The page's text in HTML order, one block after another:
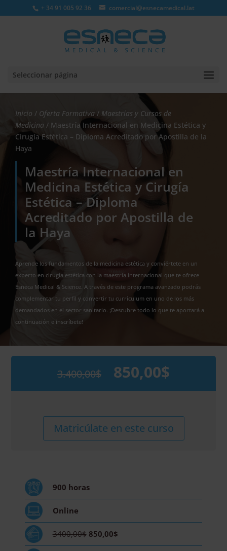
+ 34 91 005 92 36 comercial@esnecamedical.lat
Seleccionar página
Inicio / Oferta Formativa / Maestrías y Cursos de
Medicina / Maestría Internacional en Medicina Estética y
Cirugía Estética – Diploma Acreditado por Apostilla de la
Haya
Maestría Internacional en
Medicina Estética y Cirugía
Estética – Diploma
Acreditado por Apostilla de
la Haya
Aprende los fundamentos de la medicina estética y conviértete en un
experto en cirugía estética con la maestría internacional que te ofrece
Esneca Medical & Science. A través de este programa avanzado podrás
complementar tu perfil y convertir tu currículum en uno de los más
demandados en el sector sanitario. ¡Descubre todo lo que te aportará a
continuación e inscríbete!
3.400,00$
3.400,00$.
850,00$
850,00$.
Internacional
Cirugía
Acreditado
Matricúlate en este curso
900 horas
Online
3400,00$ 850,00$